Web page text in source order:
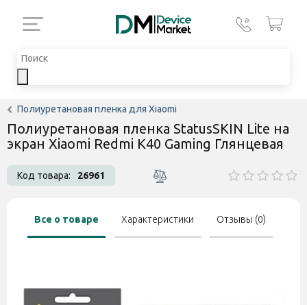
Полиуретановая пленка для Xiaomi
Полиуретановая пленка StatusSKIN Lite на
экран Xiaomi Redmi K40 Gaming Глянцевая
Код товара: 26961
Все о товаре Характеристики Отзывы (0)